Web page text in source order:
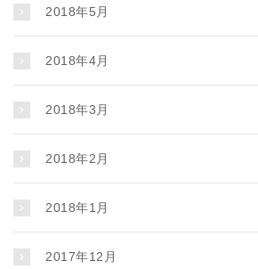
2018年5月
2018年4月
2018年3月
2018年2月
2018年1月
2017年12月